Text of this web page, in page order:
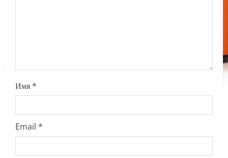
Имя*
Email *